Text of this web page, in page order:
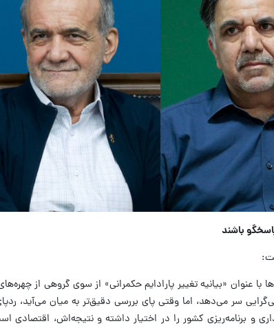
باشند
با عنوان «بیانیه تغییر پارادایم حکمرانی» از سوی گروهی از
سر می‌دهد، اما وقتی پای بررسی دقیق‌تر به میان می‌آید،
و برنامه‌ریزی کشور را در اختیار داشته و نتیجه‌اش، اقتصادی